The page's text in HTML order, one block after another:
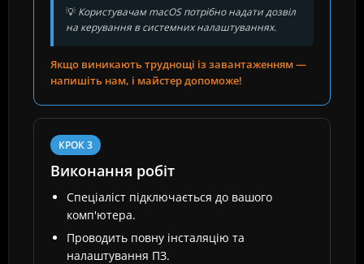
💡 Користувачам macOS потрібно надати дозвіл
на керування в системних налаштуваннях.
Якщо виникають труднощі із завантаженням —
напишіть нам, і майстер допоможе!
КРОК 3
Виконання робіт
Спеціаліст підключається до вашого
комп'ютера.
Проводить повну інсталяцію та
налаштування ПЗ.